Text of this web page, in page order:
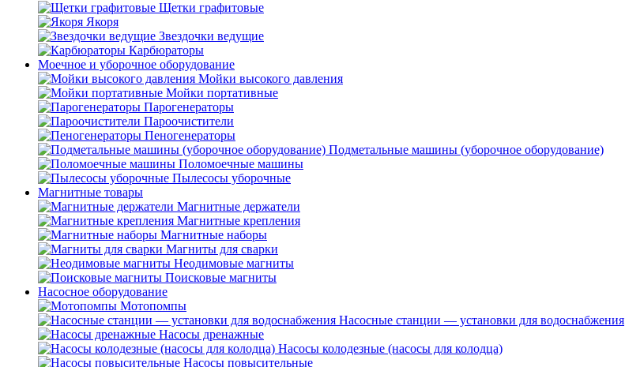
Щетки графитовые
Якоря
Звездочки ведущие
Карбюраторы
Моечное и уборочное оборудование
Мойки высокого давления
Мойки портативные
Парогенераторы
Пароочистители
Пеногенераторы
Подметальные машины (уборочное оборудование)
Поломоечные машины
Пылесосы уборочные
Магнитные товары
Магнитные держатели
Магнитные крепления
Магнитные наборы
Магниты для сварки
Неодимовые магниты
Поисковые магниты
Насосное оборудование
Мотопомпы
Насосные станции — установки для водоснабжения
Насосы дренажные
Насосы колодезные (насосы для колодца)
Насосы повысительные